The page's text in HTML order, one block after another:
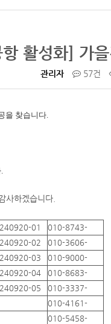
항 활성화] 가
관리자 57건
을 찾습니다.
사하겠습니다.
01
010-8743-
02
010-3606-
03
010-9000-
04
010-8683-
05
010-3337-
010-4161-
010-5458-